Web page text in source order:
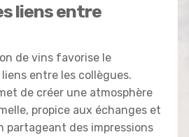
liens entre
de vins favorise le
entre les collègues.
de créer une atmosphère
propice aux échanges et
partageant des impressions